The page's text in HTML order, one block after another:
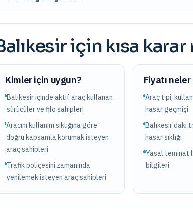
için kısa
Kimler için uygun?
Balıkesir içinde aktif araç kullanan
sürücüler ve filo sahipleri
Aracını kullanım sıklığına göre
doğru kapsamla korumak isteyen
araç sahipleri
Trafik poliçesini zamanında
yenilemek isteyen araç sahipleri
Fiyatı
Araç tipi,
hasar geçmişi
Balıkesir'daki
hasar sıklığı
Yasal teminat
bilgileri